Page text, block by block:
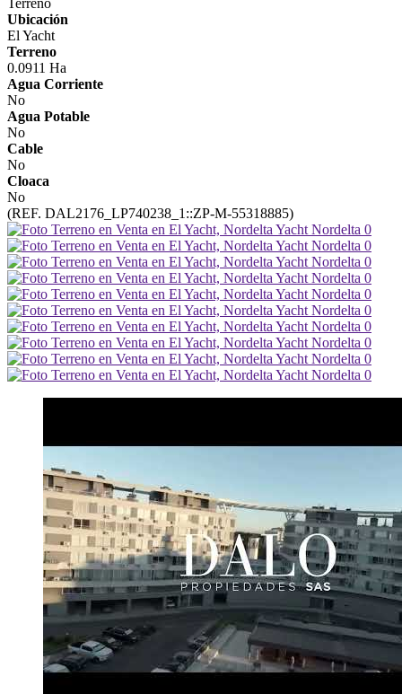
Terreno
Ubicación
El Yacht
Terreno
0.0911 Ha
Agua Corriente
No
Agua Potable
No
Cable
No
Cloaca
No
(REF. DAL2176_LP740238_1::ZP-M-55318885)